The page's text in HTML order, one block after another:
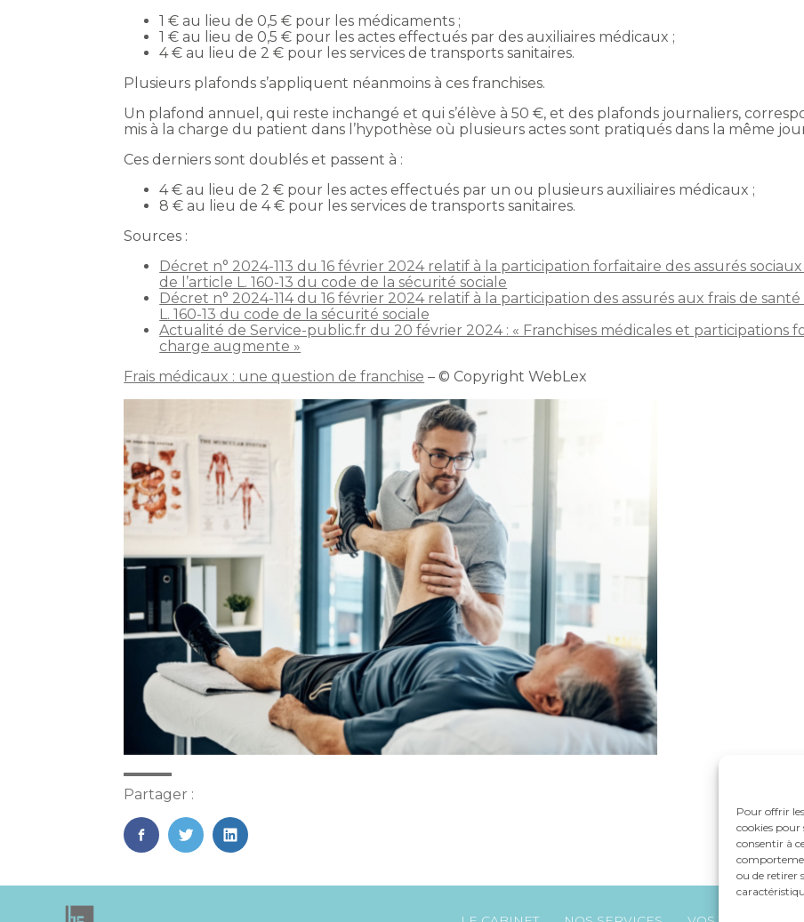
Pour offrir
cookies pour
consentir à
ou de retirer
1 € au lieu de 0,5 € pour les médicaments ;
1 € au lieu de 0,5 € pour les actes effectués par des auxiliaires médicaux ;
4 € au lieu de 2 € pour les services de transports sanitaires.
Plusieurs plafonds s’appliquent néanmoins à ces franchises.
Un plafond annuel, qui reste inchangé et qui s’élève à 50 €, et des plafonds journaliers,
mis à la charge du patient dans l’hypothèse où plusieurs actes sont pratiqués dans la même
Ces derniers sont doublés et passent à :
4 € au lieu de 2 € pour les actes effectués par un ou plusieurs auxiliaires médicaux ;
8 € au lieu de 4 € pour les services de transports sanitaires.
Sources :
Décret n° 2024-113 du 16 février 2024 relatif à la participation forfaitaire des assurés
de l’article L. 160-13 du code de la sécurité sociale
Décret n° 2024-114 du 16 février 2024 relatif à la participation des assurés aux frais de
L. 160-13 du code de la sécurité sociale
Actualité de Service-public.fr du 20 février 2024 : « Franchises médicales et participations
charge augmente »
Frais médicaux : une question de franchise – © Copyright WebLex
Partager :
FaceBook
TwitterLinkedIn
Footer